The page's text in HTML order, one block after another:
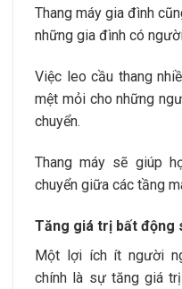
Thang máy gia đình
những gia đình có
Việc leo cầu thang
mệt mỏi cho những
chuyển.
Thang máy sẽ giúp
chuyển giữa các tầng
Tăng giá trị bất động
Một lợi ích ít người
chính là sự tăng giá